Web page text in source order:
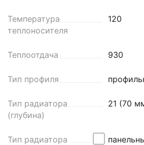
Температура
теплоносителя
120
Теплоотдача 930
Тип профиля
Тип радиатора
(глубина)
21 (70
Тип радиатора